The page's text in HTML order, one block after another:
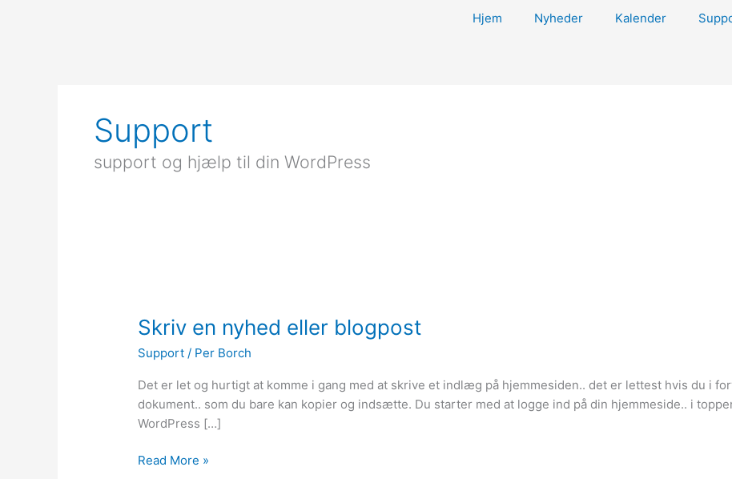
Hjem Nyheder Kalender
Support
support og hjælp til din WordPress
Skriv en nyhed eller blogpost
Support / Per Borch
Det er let og hurtigt at komme i gang med at skrive et indlæg på hjemmesiden.. det er lettest hvis du i
dokument.. som du bare kan kopier og indsætte. Du starter med at logge ind på din hjemmeside.. i
WordPress […]
nyhed
blogpost
Read More »